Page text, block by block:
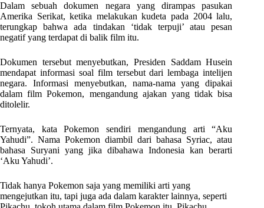
Dalam sebuah dokumen negara yang dirampas pasukan
Amerika Serikat, ketika melakukan kudeta pada 2004 lalu,
terungkap bahwa ada tindakan ‘tidak terpuji’ atau pesan
negatif yang terdapat di balik film itu.
Dokumen tersebut menyebutkan, Presiden Saddam Husein
mendapat informasi soal film tersebut dari lembaga intelijen
negara. Informasi menyebutkan, nama-nama yang dipakai
dalam film Pokemon, mengandung ajakan yang tidak bisa
ditolelir.
Ternyata, kata Pokemon sendiri mengandung arti “Aku
Yahudi”. Nama Pokemon diambil dari bahasa Syriac, atau
bahasa Suryani yang jika dibahawa Indonesia kan berarti
‘Aku Yahudi’.
Tidak hanya Pokemon saja yang memiliki arti yang
mengejutkan itu, tapi juga ada dalam karakter lainnya, seperti